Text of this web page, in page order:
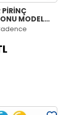
PİRİNÇ
MODEL